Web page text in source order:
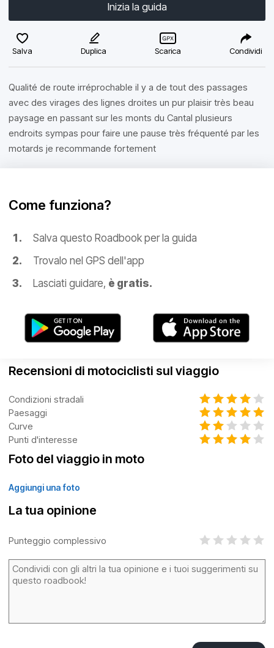
Inizia la guida
Salva Duplica Scarica Condividi
Qualité de route irréprochable il y a de tout des passages
avec des virages des lignes droites un pur plaisir très beau
paysage en passant sur les monts du Cantal plusieurs
endroits sympas pour faire une pause très fréquenté par les
motards je recommande fortement
Come funziona?
Salva questo Roadbook per la guida
Trovalo nel GPS dell'app
Lasciati guidare, è gratis.
Recensioni di motociclisti sul viaggio
Condizioni stradali
Paesaggi
Curve
Punti d'interesse
Foto del viaggio in moto
Aggiungi una foto
La tua opinione
Punteggio complessivo